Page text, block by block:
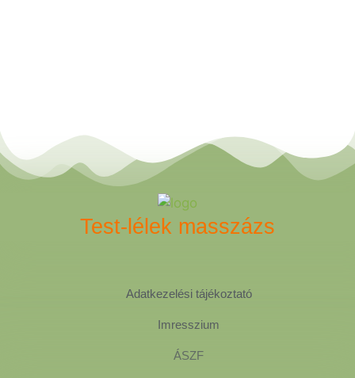
Test-lélek masszázs
Adatkezelési tájékoztató
Imresszium
ÁSZF